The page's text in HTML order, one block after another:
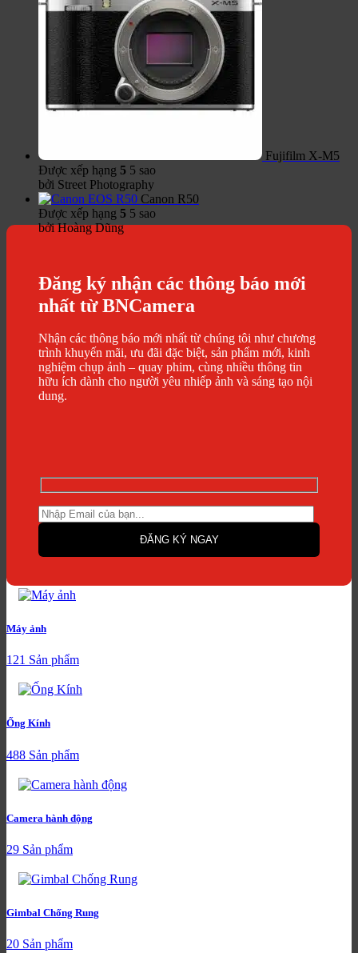
Fujifilm X-M5
Được xếp hạng 5 5 sao
bởi Street Photography
Canon R50
Được xếp hạng 5 5 sao
bởi Hoàng Dũng
Đăng ký nhận các thông báo mới
nhất từ BNCamera
Nhận các thông báo mới nhất từ chúng tôi như chương
trình khuyến mãi, ưu đãi đặc biệt, sản phẩm mới, kinh
nghiệm chụp ảnh – quay phim, cùng nhiều thông tin
hữu ích dành cho người yêu nhiếp ảnh và sáng tạo nội
dung.
Máy ảnh
121 Sản phẩm
Ống Kính
488 Sản phẩm
Camera hành động
29 Sản phẩm
Gimbal Chống Rung
20 Sản phẩm